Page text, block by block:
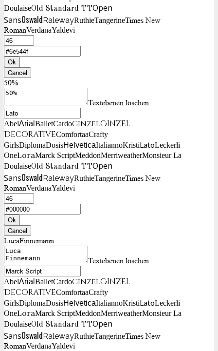
DoulaiseOld Standard TTOpen
SansOswaldRalewayRuthieTangerineTimes New
RomanVerdanaYaldevi
Ok
Cancel
50%
Textebenen löschen
AbelArialBalletCardoCinzelCinzel
DecorativeComfortaaCrafty
GirlsDiplomaDosisHelveticaItaliannoKristiLatoLeckerli
OneLoraMarck ScriptMeddonMerriweatherMonsieur La
DoulaiseOld Standard TTOpen
SansOswaldRalewayRuthieTangerineTimes New
RomanVerdanaYaldevi
Ok
Cancel
LucaFinnemann
Textebenen löschen
AbelArialBalletCardoCinzelCinzel
DecorativeComfortaaCrafty
GirlsDiplomaDosisHelveticaItaliannoKristiLatoLeckerli
OneLoraMarck ScriptMeddonMerriweatherMonsieur La
DoulaiseOld Standard TTOpen
SansOswaldRalewayRuthieTangerineTimes New
RomanVerdanaYaldevi